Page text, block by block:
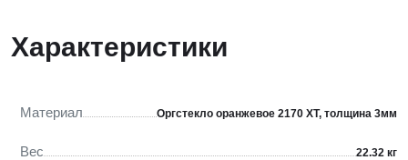
Характеристики
Материал Оргстекло оранжевое 2170 XT, толщина 3мм
Вес 22.32 кг